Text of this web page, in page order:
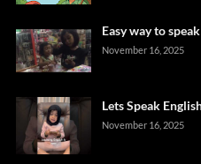
Easy way to
November 16, 2025
Lets Speak
November 16, 2025